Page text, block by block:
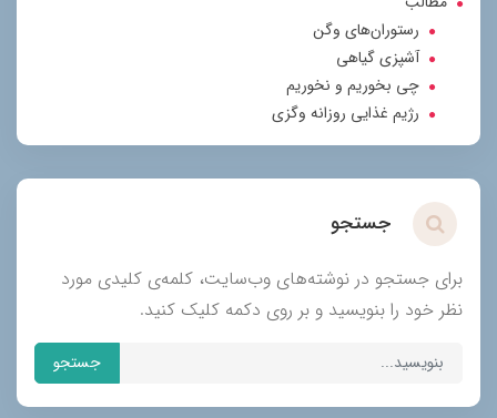
رستوران‌های وگن
آشپزی گیاهی
چی بخوریم و نخوریم
رژیم غذایی روزانه وگزی
جستجو
برای جستجو در نوشته‌های وب‌سایت، کلمه‌ی کلیدی مورد
نظر خود را بنویسید و بر روی دکمه کلیک کنید.
جستجو